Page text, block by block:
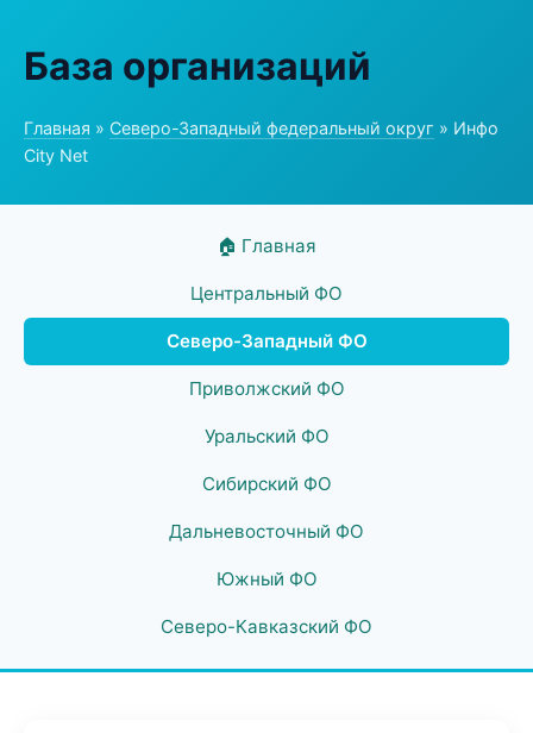
База организаций
Главная » Северо-Западный федеральный округ » Инфо
City Net
🏠 Главная
Центральный ФО
Северо-Западный ФО
Приволжский ФО
Уральский ФО
Сибирский ФО
Дальневосточный ФО
Южный ФО
Северо-Кавказский ФО